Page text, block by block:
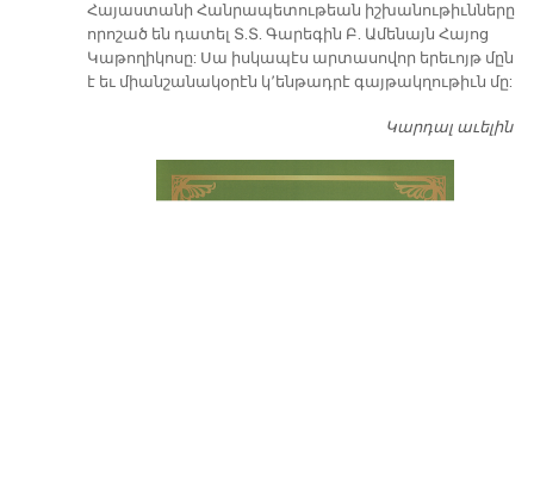
​Հայաստանի Հանրապետութեան իշխանութիւնները
որոշած են դատել Տ.Տ. Գարեգին Բ. Ամենայն Հայոց
Կաթողիկոսը: Սա իսկապէս արտասովոր երեւոյթ մըն
է եւ միանշանակօրէն կ՚ենթադրէ գայթակղութիւն մը:
Կարդալ աւելին